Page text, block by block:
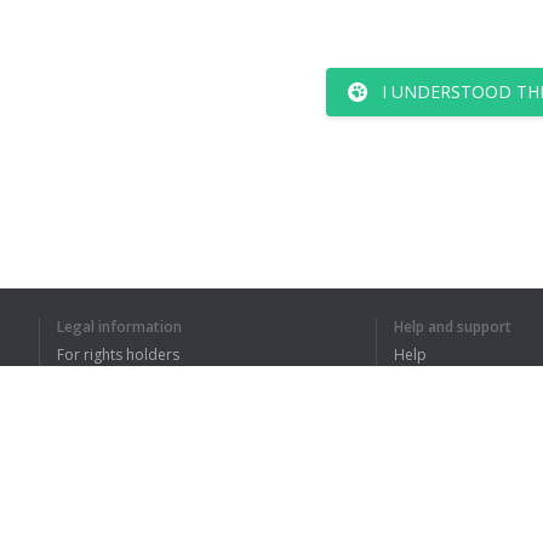
I UNDERSTOOD
Legal information
For rights holders
Help and support
Help